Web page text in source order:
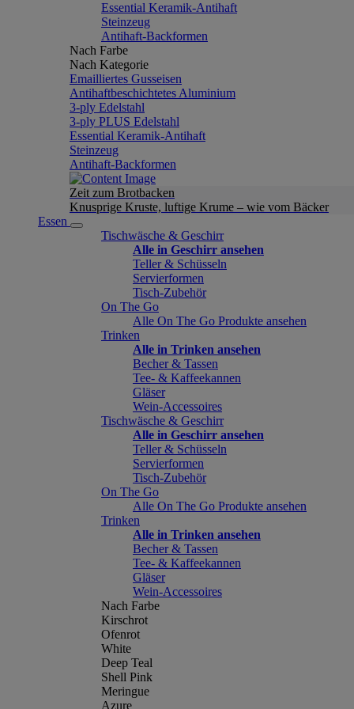
Essential Keramik-Antihaft
Steinzeug
Antihaft-Backformen
Nach Farbe
Nach Kategorie
Emailliertes Gusseisen
Antihaftbeschichtetes Aluminium
3-ply Edelstahl
3-ply PLUS Edelstahl
Essential Keramik-Antihaft
Steinzeug
Antihaft-Backformen
Zeit zum Brotbacken
Knusprige Kruste, luftige Krume – wie vom Bäcker
Essen
Tischwäsche & Geschirr
Alle in Geschirr ansehen
Teller & Schüsseln
Servierformen
Tisch-Zubehör
On The Go
Alle On The Go Produkte ansehen
Trinken
Alle in Trinken ansehen
Becher & Tassen
Tee- & Kaffeekannen
Gläser
Wein-Accessoires
Tischwäsche & Geschirr
Alle in Geschirr ansehen
Teller & Schüsseln
Servierformen
Tisch-Zubehör
On The Go
Alle On The Go Produkte ansehen
Trinken
Alle in Trinken ansehen
Becher & Tassen
Tee- & Kaffeekannen
Gläser
Wein-Accessoires
Nach Farbe
Kirschrot
Ofenrot
White
Deep Teal
Shell Pink
Meringue
Azure